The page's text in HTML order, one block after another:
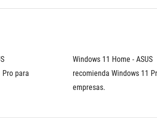
Pro para
Windows 11 Home - ASUS
recomienda Windows 11
empresas.